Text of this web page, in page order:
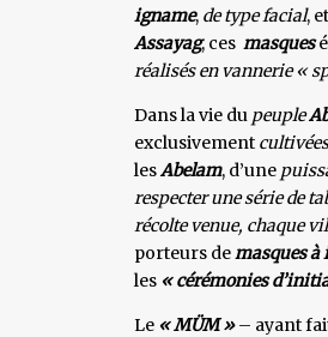
igname, de type facial,
Assayag, ces masques
réalisés en vannerie «
Dans la vie du peuple
exclusivement
lesAbelam, d’une
respecter une série de
récolte venue, chaque
porteurs demasques à
les « cérémonies
Le « MÜM »– ayant